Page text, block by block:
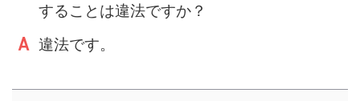
することは違法ですか？
違法です。